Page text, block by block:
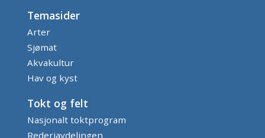
Temasider
Arter
Sjømat
Akvakultur
Hav og kyst
Tokt og felt
Nasjonalt toktprogram
Rederiavdelingen